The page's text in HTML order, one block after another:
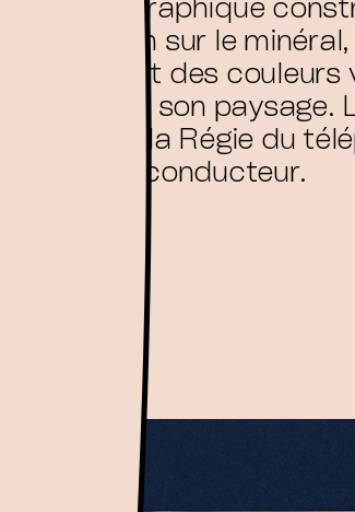
réflexion sur le
textures et des
Bastille et son paysage.
de la Régie du
en fil conducteur.